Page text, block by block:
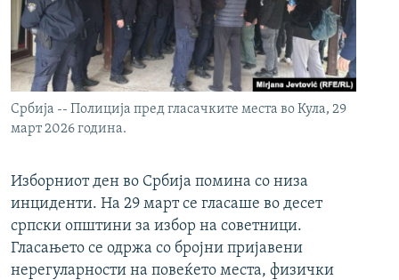
Србија -- Полиција пред гласачките места во Кула, 29
март 2026 година.
Изборниот ден во Србија помина со низа
инциденти. На 29 март се гласаше во десет
српски општини за избор на советници.
Гласањето се одржа со бројни пријавени
нерегуларности на повеќето места, физички